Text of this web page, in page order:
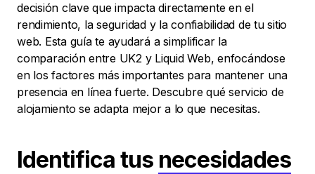
decisión clave que impacta directamente en el
rendimiento, la seguridad y la confiabilidad de tu sitio
web. Esta guía te ayudará a simplificar la
comparación entre UK2 y Liquid Web, enfocándose
en los factores más importantes para mantener una
presencia en línea fuerte. Descubre qué servicio de
alojamiento se adapta mejor a lo que necesitas.
Identifica tus necesidades